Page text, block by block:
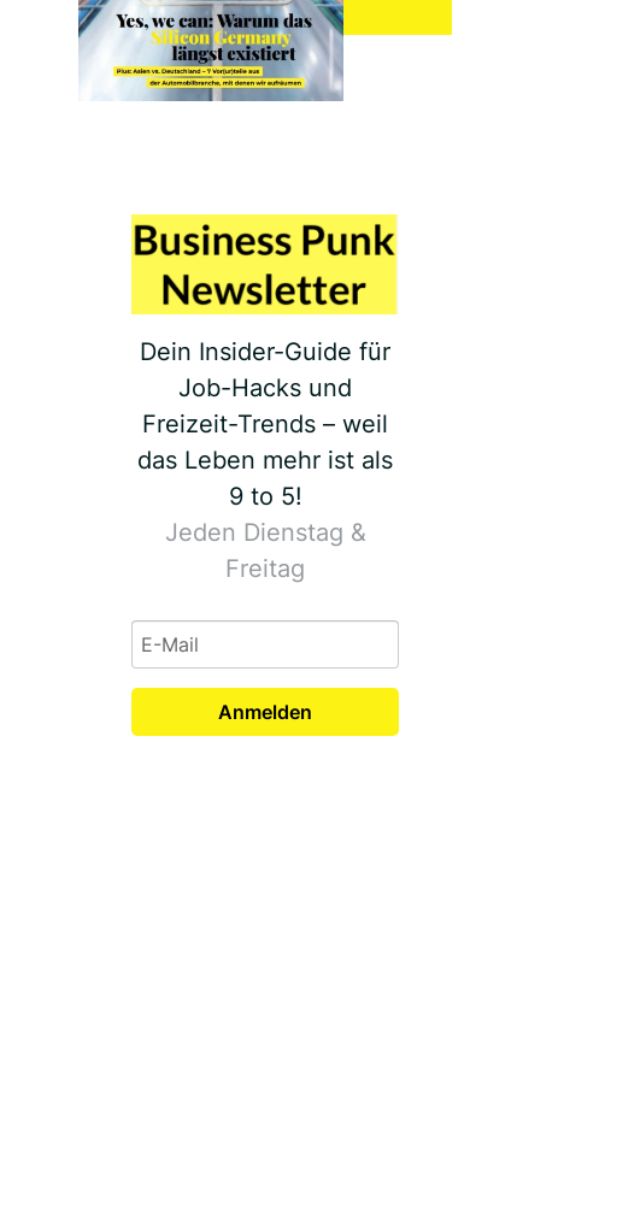
Dein Insider-Guide für
Job-Hacks und
Freizeit-Trends – weil
das Leben mehr ist als
9 to 5!
Jeden Dienstag &
Freitag
Anmelden